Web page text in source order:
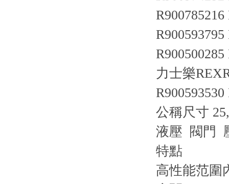
力士樂
公稱尺寸
液壓 閥門
特點
高性能范圍